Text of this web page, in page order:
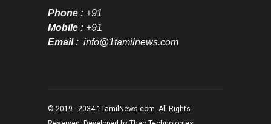
Phone : +91
Mobile : +91
Email : info@1tamilnews.com
© 2019 - 2034 1TamilNews.com. All Rights